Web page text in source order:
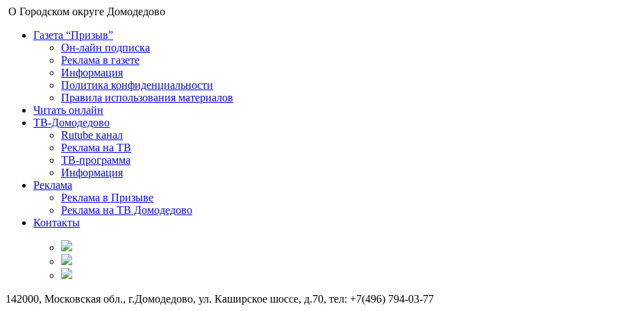
О Городском округе Домодедово
Газета “Призыв”
Он-лайн подписка
Реклама в газете
Информация
Политика конфиденциальности
Правила использования материалов
Читать онлайн
ТВ-Домодедово
Rutube канал
Реклама на ТВ
ТВ-программа
Информация
Реклама
Реклама в Призыве
Реклама на ТВ Домодедово
Контакты
142000, Московская обл., г.Домодедово, ул. Каширское шоссе, д.70, тел: +7(496) 794-03-77